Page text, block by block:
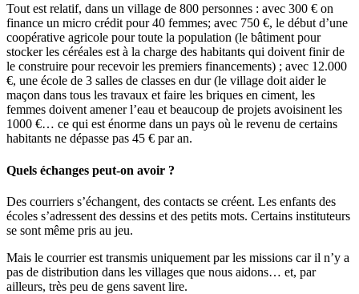
Tout est relatif, dans un village de 800 personnes : avec 300 € on
finance un micro crédit pour 40 femmes; avec 750 €, le début d’une
coopérative agricole pour toute la population (le bâtiment pour
stocker les céréales est à la charge des habitants qui doivent finir de
le construire pour recevoir les premiers financements) ; avec 12.000
€, une école de 3 salles de classes en dur (le village doit aider le
maçon dans tous les travaux et faire les briques en ciment, les
femmes doivent amener l’eau et beaucoup de projets avoisinent les
1000 €… ce qui est énorme dans un pays où le revenu de certains
habitants ne dépasse pas 45 € par an.
Quels échanges peut-on avoir ?
Des courriers s’échangent, des contacts se créent. Les enfants des
écoles s’adressent des dessins et des petits mots. Certains instituteurs
se sont même pris au jeu.
Mais le courrier est transmis uniquement par les missions car il n’y a
pas de distribution dans les villages que nous aidons… et, par
ailleurs, très peu de gens savent lire.